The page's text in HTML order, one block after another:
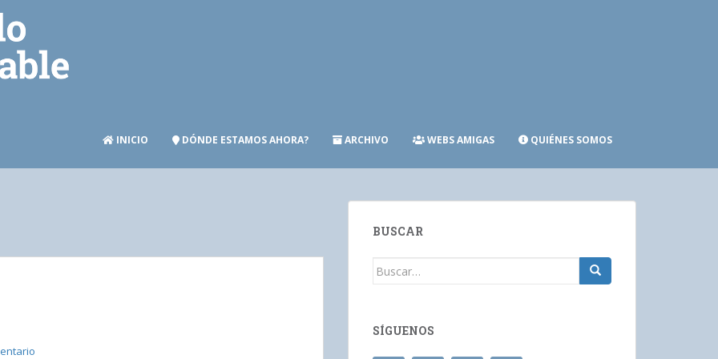
INICIO DÓNDE ESTAMOS AHORA? ARCHIVO WEBS AMIGAS QUIÉNES SOMOS
BUSCAR
Buscar:
SÍGUENOS